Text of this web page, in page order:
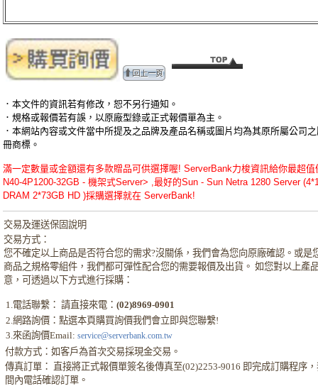
．本文件的資訊若有修改，恕不另行通知。
．規格或報價若有誤，以原廠型錄或正式報價單為主。
．本網站內容或文件當中所提及之品牌及產品名稱或圖片均為其原所屬公司
冊商標。
滿一定數量或金額還有多款贈品可供選擇喔! ServerBank力梭資訊給你最超值
N40-4P1200-32GB - 機架式Server> ,最好的Sun - Sun Netra 1280 Server
DRAM 2*73GB HD )採購選擇就在 ServerBank!
交易及運送保固說明
交易方式：
您不確定以上商品是否符合您的需求?沒關係，我們會為您向原廠確認。或是
商品之規格零組件，我們都可彈性配合您的需要報價及出貨。 如您對以上產
意，可透過以下方式進行採購：
1.電話聯繫： 請直接來電：(02)8969-0901
2.網路詢價：點選本頁購買詢價我們會立即與您聯繫!
3.來函詢價Email: service@serverbank.com.tw
付款方式：如客戶為首次交易採現金交易。
傳真訂單： 直接將正式報價單簽名後傳真至(02)2253-9016 即完成訂購程序
間內電話確認訂單。